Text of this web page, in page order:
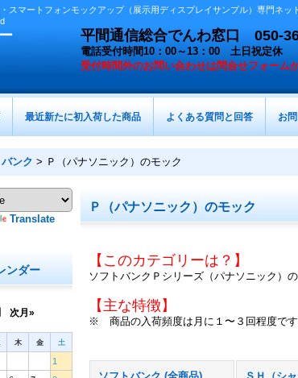
・スマートフォンモックアップ（展示用ディスプレイサンプル）専門
平間通信総合でんわ窓口 050-
電話受付時間10：00～13：00 土日祝定休
受付時間外のお問い合わせは問合せフォーム
最近新たに初入荷した商品 よくある質問と回答 お
ンク > Ｐ（パナソニック）のモック
Translate
ンダー
次月»
木 金 土
1
Ｐ（パナソニック）のモック
【このカテゴリーは？】
ソフトバンクＰシリーズ（パナソニック）
【主な特徴】
※ 商品の入荷頻度は月に１〜３回程度です